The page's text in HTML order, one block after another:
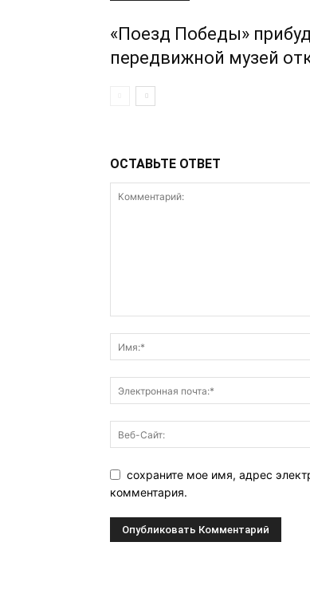
«Поезд Победы»
передвижной музей
ОСТАВЬТЕ ОТВЕТ
сохраните мое имя, адрес
комментария.